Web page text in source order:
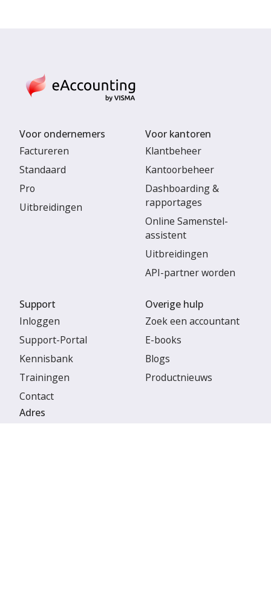
Voor ondernemers
Factureren
Standaard
Pro
Uitbreidingen
Voor kantoren
Klantbeheer
Kantoorbeheer
Dashboarding &
rapportages
Online Samenstel-
assistent
Uitbreidingen
API-partner worden
Support
Inloggen
Support-Portal
Kennisbank
Trainingen
Contact
Overige hulp
Zoek een accountant
E-books
Blogs
Productnieuws
Adres